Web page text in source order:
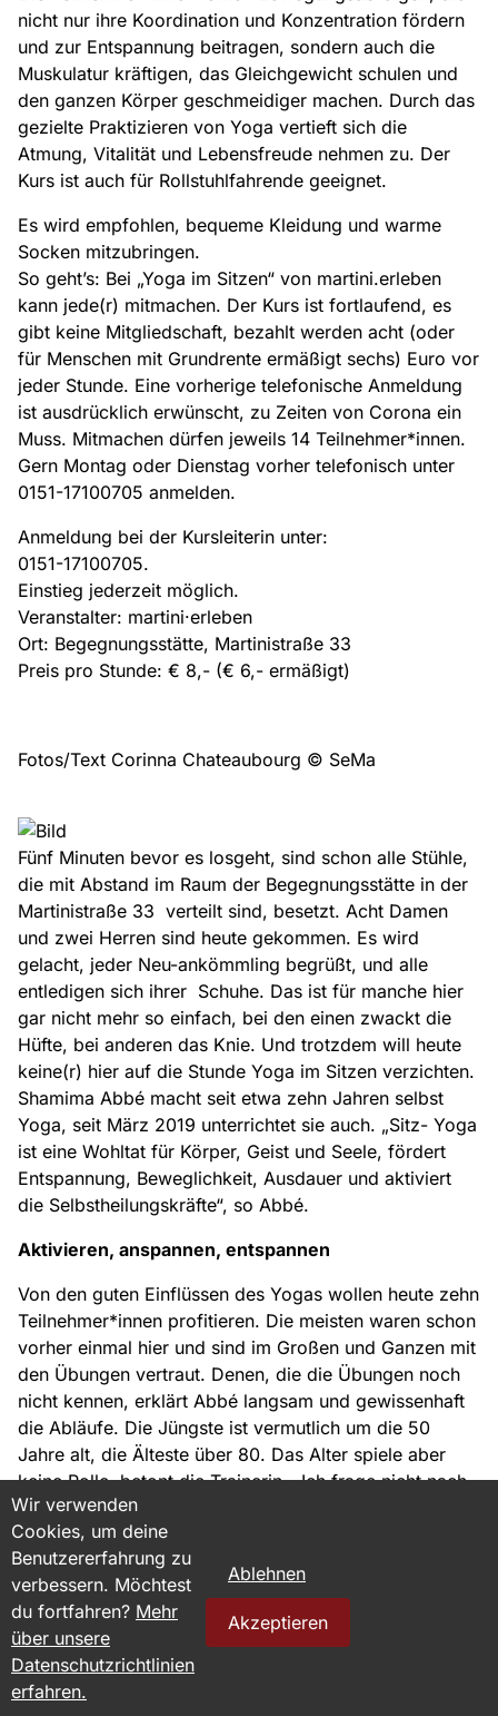
nicht nur ihre Koordination und Konzentration fördern
und zur Entspannung beitragen, sondern auch die
Muskulatur kräftigen, das Gleichgewicht schulen und
den ganzen Körper geschmeidiger machen. Durch das
gezielte Praktizieren von Yoga vertieft sich die
Atmung, Vitalität und Lebensfreude nehmen zu. Der
Kurs ist auch für Rollstuhlfahrende geeignet.
Es wird empfohlen, bequeme Kleidung und warme
Socken mitzubringen.
So geht’s: Bei „Yoga im Sitzen“ von martini.erleben
kann jede(r) mitmachen. Der Kurs ist fortlaufend, es
gibt keine Mitgliedschaft, bezahlt werden acht (oder
für Menschen mit Grundrente ermäßigt sechs) Euro vor
jeder Stunde. Eine vorherige telefonische Anmeldung
ist ausdrücklich erwünscht, zu Zeiten von Corona ein
Muss. Mitmachen dürfen jeweils 14 Teilnehmer*innen.
Gern Montag oder Dienstag vorher telefonisch unter
0151-17100705 anmelden.
Anmeldung bei der Kursleiterin unter:
0151-17100705.
Einstieg jederzeit möglich.
Veranstalter: martini·erleben
Ort: Begegnungsstätte, Martinistraße 33
Preis pro Stunde: € 8,- (€ 6,- ermäßigt)
Fotos/Text Corinna Chateaubourg © SeMa
Fünf Minuten bevor es losgeht, sind schon alle Stühle,
die mit Abstand im Raum der Begegnungsstätte in der
Martinistraße 33 verteilt sind, besetzt. Acht Damen
und zwei Herren sind heute gekommen. Es wird
gelacht, jeder Neu-ankömmling begrüßt, und alle
entledigen sich ihrer Schuhe. Das ist für manche hier
gar nicht mehr so einfach, bei den einen zwackt die
Hüfte, bei anderen das Knie. Und trotzdem will heute
keine(r) hier auf die Stunde Yoga im Sitzen verzichten.
Shamima Abbé macht seit etwa zehn Jahren selbst
Yoga, seit März 2019 unterrichtet sie auch. „Sitz- Yoga
ist eine Wohltat für Körper, Geist und Seele, fördert
Entspannung, Beweglichkeit, Ausdauer und aktiviert
die Selbstheilungskräfte“, so Abbé.
Aktivieren, anspannen, entspannen
Von den guten Einflüssen des Yogas wollen heute zehn
Teilnehmer*innen profitieren. Die meisten waren schon
vorher einmal hier und sind im Großen und Ganzen mit
den Übungen vertraut. Denen, die die Übungen noch
nicht kennen, erklärt Abbé langsam und gewissenhaft
die Abläufe. Die Jüngste ist vermutlich um die 50
Jahre alt, die Älteste über 80. Das Alter spiele aber
keine Rolle, betont die Trainerin, „Ich frage nicht nach
dem Alter.“
Los geht’s mit einer leichten Aufwärmung: Füße, Beine,
Rücken, dann Hände, Arme und Rumpf werden nach
und nach bewegt, gedehnt und aktiviert. Zwischen den
Übungen beugen sich Trainerin und Teilnehmer*innen
vornüber. „Vorbeugen ist gut für eure Bandscheiben“,
ruft die Yogalehrerin, und alle machen mit. Die Übung
Wir verwenden
Cookies, um deine
Benutzererfahrung zu
verbessern. Möchtest
du fortfahren? Mehr
über unsere
Datenschutzrichtlinien
erfahren.
Ablehnen
Akzeptieren